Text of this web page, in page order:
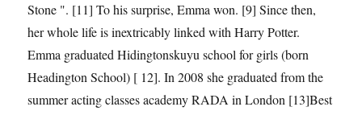
Stone ". [11] To his surprise, Emma won. [9] Since then,
her whole life is inextricably linked with Harry Potter.
Emma graduated Hidingtonskuyu school for girls (born
Headington School) [ 12]. In 2008 she graduated from the
summer acting classes academy RADA in London [13]Best